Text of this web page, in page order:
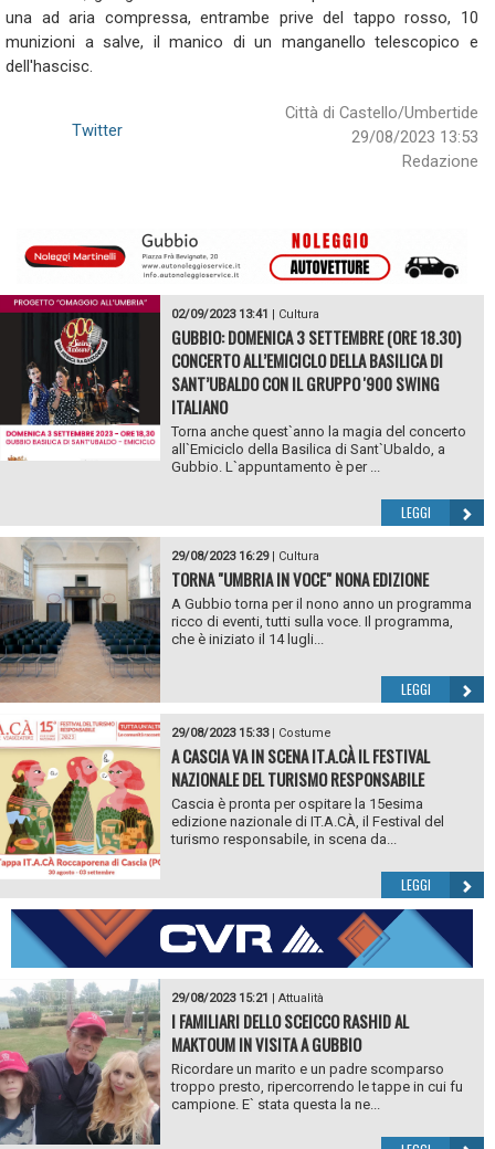
una ad aria compressa, entrambe prive del tappo rosso, 10
munizioni a salve, il manico di un manganello telescopico e
dell'hascisc.
Città di Castello/Umbertide
29/08/2023 13:53
Redazione
Twitter
02/09/2023 13:41 Cultura
GUBBIO: DOMENICA 3 SETTEMBRE (ORE 18.30)
CONCERTO ALL’EMICICLO DELLA BASILICA DI
SANT’UBALDO CON IL GRUPPO '900 SWING
ITALIANO
Torna anche quest`anno la magia del concerto
all`Emiciclo della Basilica di Sant`Ubaldo, a
Gubbio. L`appuntamento è per ...
LEGGI
29/08/2023 16:29| Cultura
TORNA "UMBRIA IN VOCE" NONA EDIZIONE
A Gubbio torna per il nono anno un programma
ricco di eventi, tutti sulla voce. Il programma,
che è iniziato il 14 lugli...
LEGGI
29/08/2023 15:33| Costume
A CASCIA VA IN SCENA IT.A.CÀ IL FESTIVAL
NAZIONALE DEL TURISMO RESPONSABILE
Cascia è pronta per ospitare la 15esima
edizione nazionale di IT.A.CÀ, il Festival del
turismo responsabile, in scena da...
LEGGI
29/08/2023 15:21 | Attualità
I FAMILIARI DELLO SCEICCO RASHID AL
MAKTOUM IN VISITA A GUBBIO
Ricordare un marito e un padre scomparso
troppo presto, ripercorrendo le tappe in cui fu
campione. E` stata questa la ne...